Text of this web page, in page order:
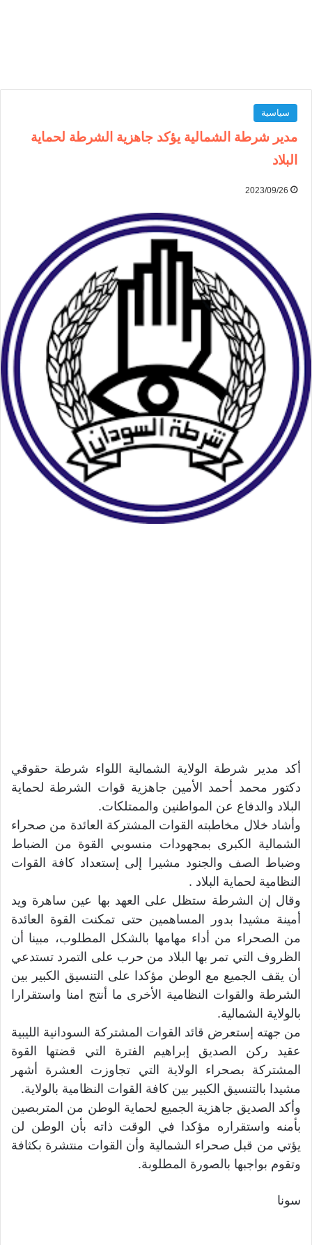
سياسية
مدير شرطة الشمالية يؤكد جاهزية الشرطة لحماية
البلاد
2023/09/26
أكد مدير شرطة الولاية الشمالية اللواء شرطة حقوقي
دكتور محمد أحمد الأمين جاهزية قوات الشرطة لحماية
البلاد والدفاع عن المواطنين والممتلكات.
وأشاد خلال مخاطبته القوات المشتركة العائدة من صحراء
الشمالية الكبرى بمجهودات منسوبي القوة من الضباط
وضباط الصف والجنود مشيرا إلى إستعداد كافة القوات
النظامية لحماية البلاد .
وقال إن الشرطة ستظل على العهد بها عين ساهرة ويد
أمينة مشيدا بدور المساهمين حتى تمكنت القوة العائدة
من الصحراء من أداء مهامها بالشكل المطلوب، مبينا أن
الظروف التي تمر بها البلاد من حرب على التمرد تستدعي
أن يقف الجميع مع الوطن مؤكدا على التنسيق الكبير بين
الشرطة والقوات النظامية الأخرى ما أنتج امنا واستقرارا
بالولاية الشمالية.
من جهته إستعرض قائد القوات المشتركة السودانية الليبية
عقيد ركن الصديق إبراهيم الفترة التي قضتها القوة
المشتركة بصحراء الولاية التي تجاوزت العشرة أشهر
مشيدا بالتنسيق الكبير بين كافة القوات النظامية بالولاية.
وأكد الصديق جاهزية الجميع لحماية الوطن من المتربصين
بأمنه واستقراره مؤكدا في الوقت ذاته بأن الوطن لن
يؤتي من قبل صحراء الشمالية وأن القوات منتشرة بكثافة
وتقوم بواجبها بالصورة المطلوبة.
سونا